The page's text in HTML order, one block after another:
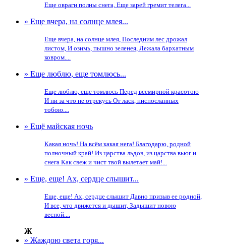
Еще овраги полны снега, Еще зарей гремит телега...
» Еще вчера, на солнце млея...
Еще вчера, на солнце млея, Последним лес дрожал
листом, И озимь, пышно зеленея, Лежала бархатным
ковром....
» Еще люблю, еще томлюсь...
Еще люблю, еще томлюсь Перед всемирной красотою
И ни за что не отрекусь От ласк, ниспосланных
тобою....
» Ещё майская ночь
Какая ночь! На всём какая нега! Благодарю, родной
полночный край! Из царства льдов, из царства вьюг и
снега Как свеж и чист твой вылетает май!...
» Еще, еще! Ах, сердце слышит...
Еще, еще! Ах, сердце слышит Давно призыв ее родной,
И все, что движется и дышит, Задышит новою
весной....
Ж
» Жаждою света горя...